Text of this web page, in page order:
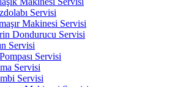
Servisi
Makinesi Servisi
Dondurucu Servisi
Servisi
Servisi
Servisi
Servisi